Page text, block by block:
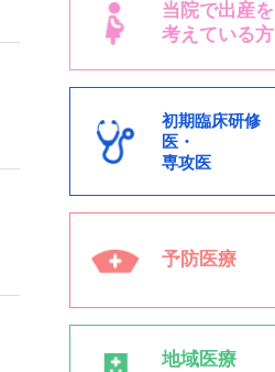
当院で出産を
考えている方
初期臨床研修
医・
専攻医
予防医療
地域医療